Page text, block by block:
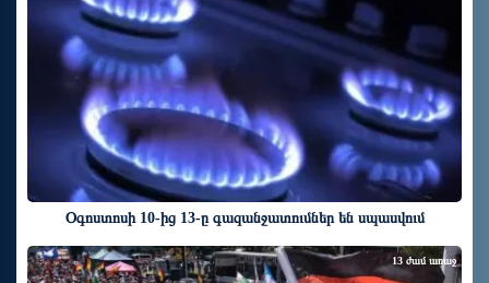
Օգոստոսի 10-ից 13-ը գազանջատումներ են սպասվում
13 ժամ առաջ